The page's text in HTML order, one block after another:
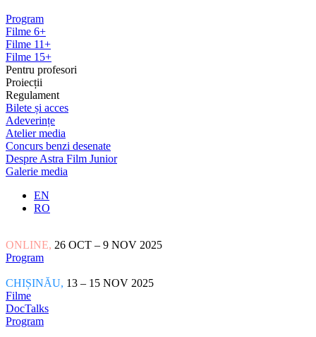
Program
Filme 6+
Filme 11+
Filme 15+
Pentru profesori
Proiecții
Regulament
Bilete și acces
Adeverințe
Atelier media
Concurs benzi desenate
Despre Astra Film Junior
Galerie media
EN
RO
ONLINE, 26 OCT – 9 NOV 2025
Program
CHIȘINĂU, 13 – 15 NOV 2025
Filme
DocTalks
Program